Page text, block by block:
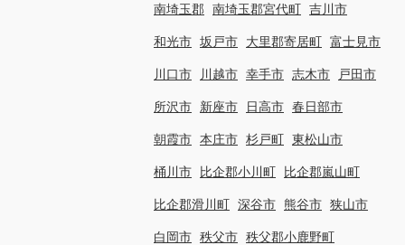
南埼玉郡 南埼玉郡宮代町 吉川市
和光市 坂戸市 大里郡寄居町 富士見市
川口市 川越市 幸手市 志木市 戸田市
所沢市 新座市 日高市 春日部市
朝霞市 本庄市 杉戸町 東松山市
桶川市 比企郡小川町 比企郡嵐山町
比企郡滑川町 深谷市 熊谷市 狭山市
白岡市 秩父市 秩父郡小鹿野町